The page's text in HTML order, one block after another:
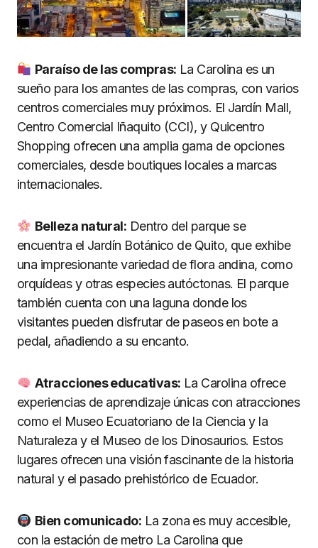
Paraíso de las compras: La Carolina es un
sueño para los amantes de las compras, con varios
centros comerciales muy próximos. El Jardín Mall,
Centro Comercial Iñaquito (CCI), y Quicentro
Shopping ofrecen una amplia gama de opciones
comerciales, desde boutiques locales a marcas
internacionales.
Belleza natural: Dentro del parque se
encuentra el Jardín Botánico de Quito, que exhibe
una impresionante variedad de flora andina, como
orquídeas y otras especies autóctonas. El parque
también cuenta con una laguna donde los
visitantes pueden disfrutar de paseos en bote a
pedal, añadiendo a su encanto.
Atracciones educativas: La Carolina ofrece
experiencias de aprendizaje únicas con atracciones
como el Museo Ecuatoriano de la Ciencia y la
Naturaleza y el Museo de los Dinosaurios. Estos
lugares ofrecen una visión fascinante de la historia
natural y el pasado prehistórico de Ecuador.
Bien comunicado: La zona es muy accesible,
con la estación de metro La Carolina que